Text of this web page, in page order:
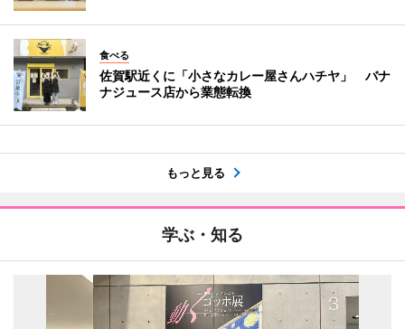
食べる
佐賀駅近くに「小さなカレー屋さんハチヤ」 バナ
ナジュース店から業態転換
もっと見る
学ぶ・知る